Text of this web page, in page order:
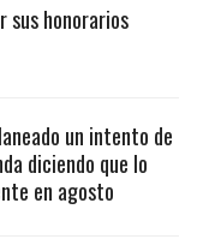
sus honorarios
un intento de
diciendo que lo
en agosto